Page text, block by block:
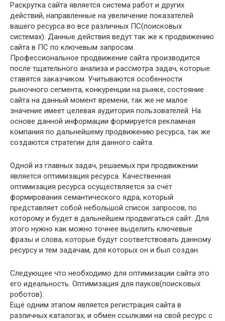
Раскрутка сайта является система работ и других
действий, направленные на увеличение показателей
вашего ресурса во все различных ПС(поисковых
системах). Данные действия ведут так же к продвижению
сайта в ПС по ключевым запросам.
Профессиональное продвижение сайта производится
после тщательного анализа и рассмотра задач, которые
ставятся заказчиком. Учитываются особенности
рыночного сегмента, конкуренции на рынке, состояние
сайта на данный момент времени, так же не малое
значение имеет целевая аудитория пользователей. На
основе данной информации формируется рекламная
компания по дальнейшему продвижению ресурса, так же
создаются стратегии для данного сайта.
Одной из главных задач, решаемых при продвижении
является оптимизация ресурса. Качественная
оптимизация ресурса осуществляется за счёт
формирования семантического ядра, который
представляет собой небольшой список запросов, по
которому и будет в дальнейшем продвигаться сайт. Для
этого нужно как можно точнее выделить ключевые
фразы и слова, которые будут соответствовать данному
ресурсу и тем задачам, для которых он и был создан.
Следующее что необходимо для оптимизации сайта это
его идеальность. Оптимизация для пауков(поисковых
роботов).
Ещё одним этапом является регистрация сайта в
различных каталогах, и обмен ссылками на свой ресурс с